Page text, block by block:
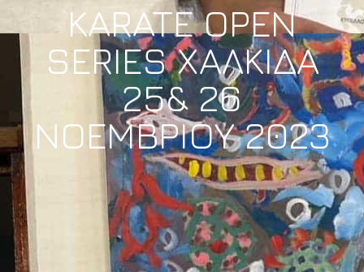
KARATE OPEN
SERIES ΧΑΛΚΙΔΑ
25& 26
ΝΟΕΜΒΡΙΟΥ 2023